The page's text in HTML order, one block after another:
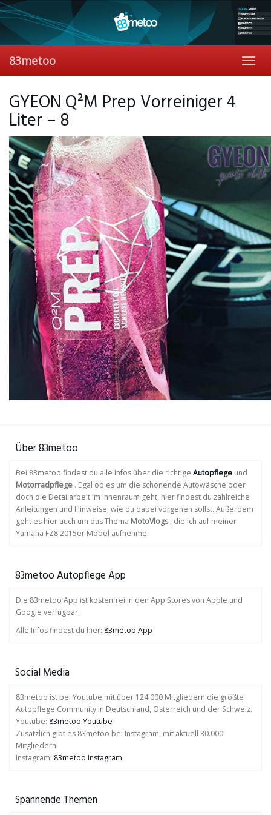
Skip
to
content
83metoo
GYEON Q²M Prep Vorreiniger 4
Liter – 8
Über 83metoo
Bei 83metoo findest du alle Infos über die richtige Autopflege und
Motorradpflege . Egal ob es um die schonende Autowäsche oder
doch die Detailarbeit im Innenraum geht, hier findest du zahlreiche
Anleitungen und Hinweise, wie du dabei vorgehen sollst. Außerdem
geht es hier auch um das Thema MotoVlogs, die ich auf meiner
Yamaha FZ8 2015er Model aufnehme.
83metoo Autopflege App
Die 83metoo App ist kostenfrei in den App Stores von Apple und
Google verfügbar.
Alle Infos findest du hier: 83metoo App
Social Media
83metoo ist bei Youtube mit über 124.000 Mitgliedern die größte
Autopflege Community in Deutschland, Österreich und der Schweiz.
Youtube: 83metoo Youtube
Zusätzlich gibt es 83metoo bei Instagram, mit aktuell 30.000
Mitgliedern.
Instagram: 83metoo Instagram
Spannende Themen